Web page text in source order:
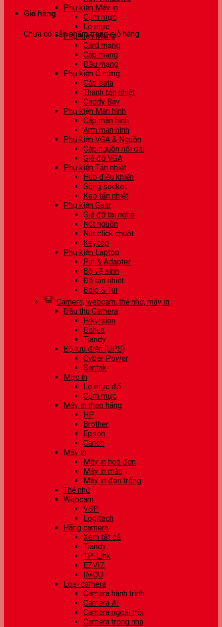
Giỏ hàng
Chưa có sản phẩm trong giỏ hàng.
Phụ kiện Máy in
Cụm mực
Lọ mực
Phụ kiện Mạng
Card mạng
Cáp mạng
Đầu mạng
Phụ kiện Ổ cứng
Cáp sata
Thanh tản nhiệt
Caddy Bay
Phụ kiện Màn hình
Cáp màn hình
Arm màn hình
Phụ kiện VGA & Nguồn
Cáp nguồn nối dài
Giá đỡ VGA
Phụ kiện Tản nhiệt
Hub điều khiển
Gông socket
Keo tản nhiệt
Phụ kiện Gear
Giá đỡ tai nghe
Nút nguồn
Nút click chuột
Keycap
Phụ kiện Laptop
Pin & Adapter
Bộ vệ sinh
Đế tản nhiệt
Balo & Túi
Camera, webcam, thẻ nhớ, máy in
Đầu thu Camera
Hikvision
Dahua
Tiandy
Bộ lưu điện (UPS)
Cyber Power
Santak
Mực in
Lọ mực đổ
Cụm mực
Máy in theo hãng
HP
Brother
Epson
Canon
Máy in
Máy in hoá đơn
Máy in màu
Máy in đen trắng
Thẻ nhớ
Webcam
VSP
Logitech
Hãng camera
Xem tất cả
Tiandy
TP-Link
EZVIZ
IMOU
Loại camera
Camera hành trình
Camera AI
Camera ngoài trời
Camera trong nhà